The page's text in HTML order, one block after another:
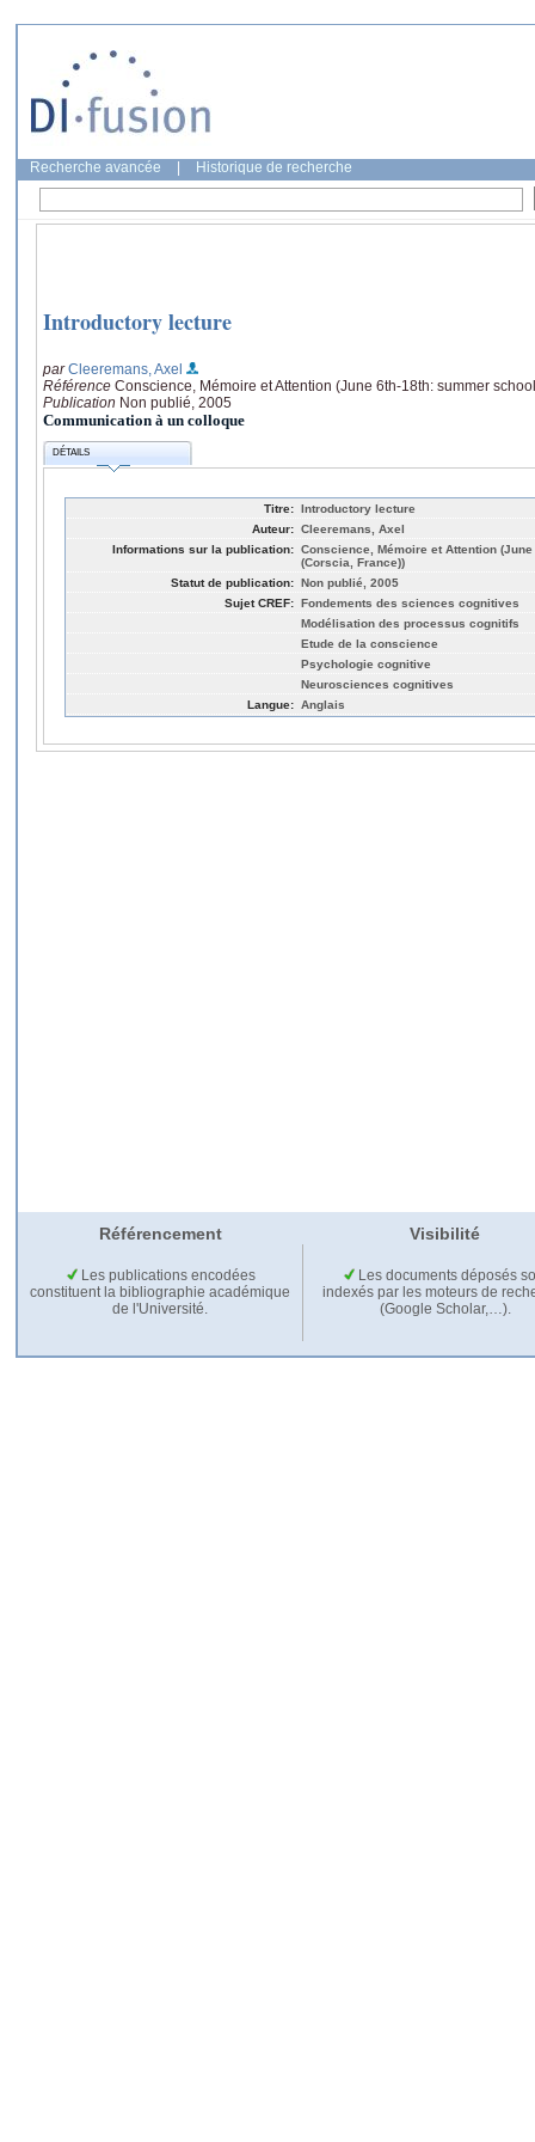
Recherche avancée Historique de recherche
Introductory lecture
parCleeremans, Axel
Référence Conscience, Mémoire et Attention (June 6th-18th: summer
Publication Non publié, 2005
Communication à un colloque
DÉTAILS
Titre: Introductory lecture
Auteur: Cleeremans, Axel
Informations sur la publication: Conscience, Mémoire et Attention
(Corscia, France))
Statut de publication: Non publié, 2005
Sujet CREF: Fondements des sciences cognitives
Modélisation des processus cognitifs
Etude de la conscience
Psychologie cognitive
Neurosciences cognitives
Langue: Anglais
Référencement Visibilité
Les publications encodées
constituent la bibliographie académique
de l'Université.
Les documents déposés
indexés par les moteurs de
(Google Scholar,…).